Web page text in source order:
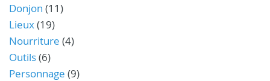
Donjon (11)
Lieux(19)
Nourriture (4)
Outils(6)
Personnage (9)